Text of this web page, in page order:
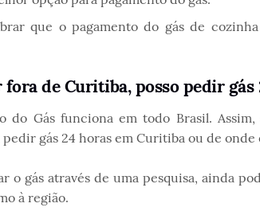
que o pagamento do gás de
fora de Curitiba, posso pedir gás
do Gás funciona em todo Brasil.
gás 24 horas em Curitiba ou de onde
o gás através de uma pesquisa, ainda
à região.